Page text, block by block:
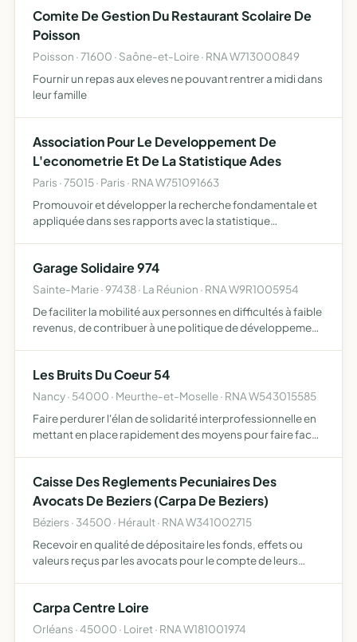
Comite De Gestion Du Restaurant Scolaire De
Poisson
Poisson · 71600 · Saône-et-Loire · RNA W713000849
Fournir un repas aux eleves ne pouvant rentrer a midi dans
leur famille
Association Pour Le Developpement De
L'econometrie Et De La Statistique Ades
Paris · 75015 · Paris · RNA W751091663
Promouvoir et développer la recherche fondamentale et
appliquée dans ses rapports avec la statistique
Garage Solidaire 974
Sainte-Marie · 97438 · La Réunion · RNA W9R1005954
De faciliter la mobilité aux personnes en difficultés à faible
revenus, de contribuer à une politique de développement
Les Bruits Du Coeur 54
Nancy · 54000 · Meurthe-et-Moselle · RNA W543015585
Faire perdurer l'élan de solidarité interprofessionnelle en
mettant en place rapidement des moyens pour faire face
Caisse Des Reglements Pecuniaires Des
Avocats De Beziers (Carpa De Beziers)
Béziers · 34500 · Hérault · RNA W341002715
Recevoir en qualité de dépositaire les fonds, effets ou
valeurs reçus par les avocats pour le compte de leurs
prises par…
Carpa Centre Loire
Orléans · 45000 · Loiret · RNA W181001974